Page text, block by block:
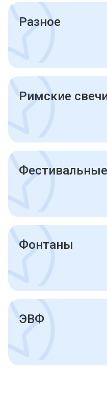
Разное
Римские
Фонтаны
ЭВФ